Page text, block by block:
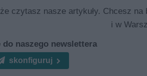
czytasz nasze artykuły. Chcesz
i w
do naszego newslettera
skonfiguruj